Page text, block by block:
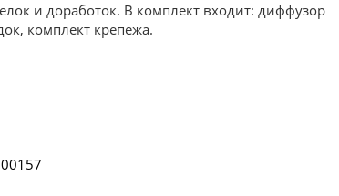
и доработок. В комплект входит: диффузор
комплект крепежа.